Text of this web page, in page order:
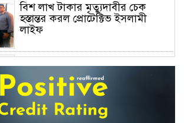
বিশ লাখ টাকার মৃত্যুদাবীর চেক
হস্তান্তর করল প্রোটেক্টিভ ইসলামী
লাইফ
শেয়ার দর, ডিএসইর সতর্কবার্তা